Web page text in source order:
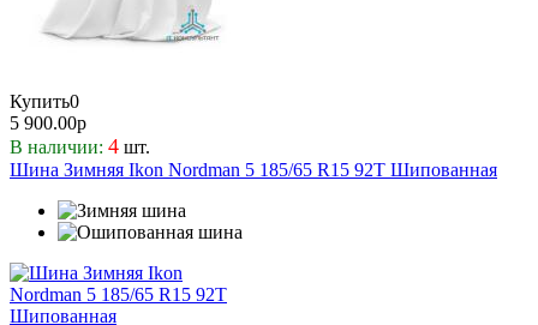
Купить0
5 900.00р
В наличии: 4 шт.
Шина Зимняя Ikon Nordman 5 185/65 R15 92T Шипованная